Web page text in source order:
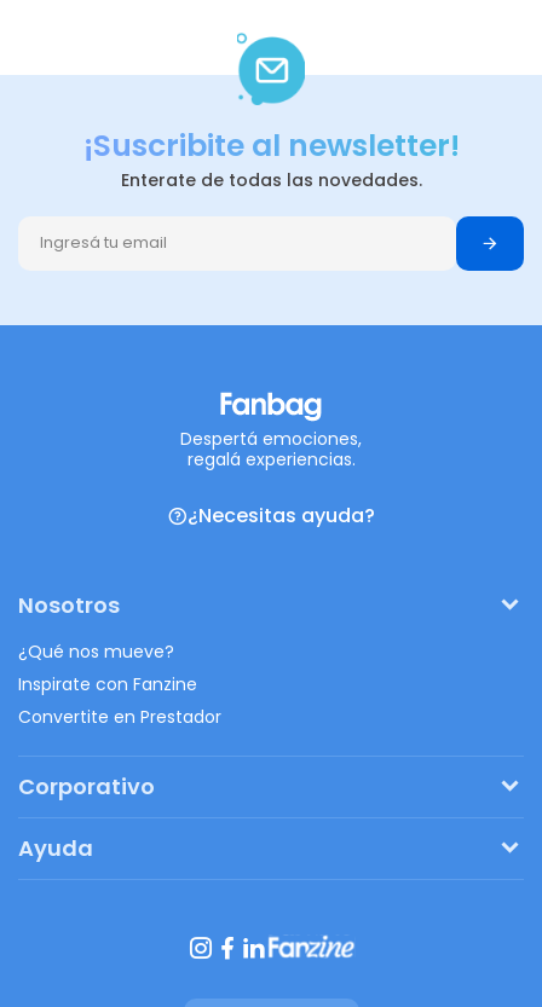
¡Suscribite al newsletter!
Enterate de todas las novedades.
Despertá emociones,
regalá experiencias.
¿Necesitas ayuda?
Nosotros
¿Qué nos mueve?
Inspirate con Fanzine
Convertite en Prestador
Corporativo
Regalos originales
Ayuda
Botón de arrepentimiento